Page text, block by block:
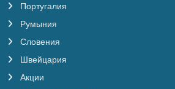
Португалия
Румыния
Словения
Швейцария
Акции